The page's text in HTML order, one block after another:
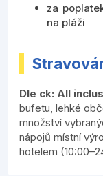
za
na pláži
Dle ck: All
bufetu, lehké
množství
nápojů místní
hotelem